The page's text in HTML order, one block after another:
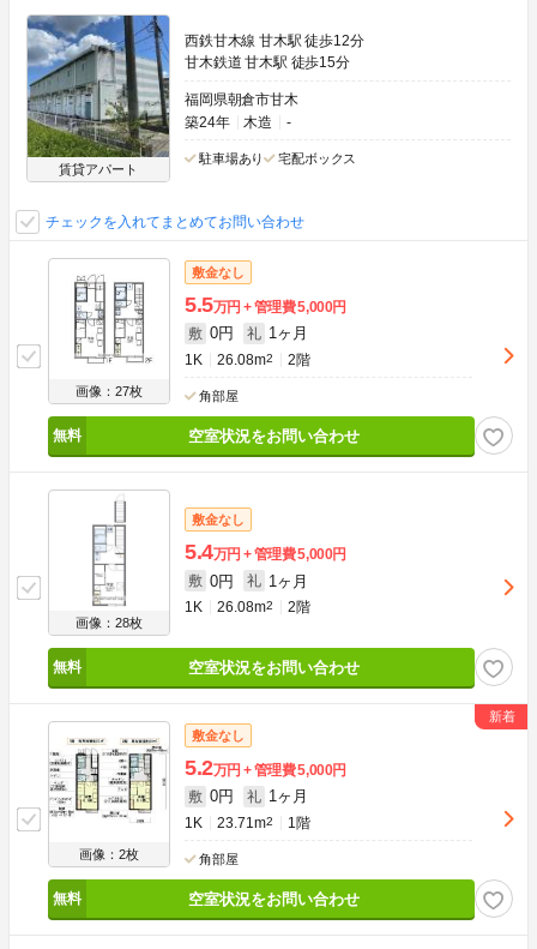
賃貸アパート
西鉄甘木線 甘木駅 徒歩12分
甘木鉄道 甘木駅 徒歩15分
福岡県朝倉市甘木
築24年
木造 -
駐車場あり 宅配ボックス
チェックを入れてまとめてお問い合わせ
画像：27枚
敷金なし
5.5万円 管理費5,000円
敷 0円 礼 1ヶ月
1K 26.08m2 2階
角部屋
空室状況をお問い合わせ
画像：28枚
敷金なし
5.4万円 管理費5,000円
敷 0円 礼 1ヶ月
1K 26.08m2 2階
空室状況をお問い合わせ
画像：2枚
敷金なし
5.2万円 管理費5,000円
敷 0円 礼 1ヶ月
1K 23.71m2 1階
角部屋
空室状況をお問い合わせ